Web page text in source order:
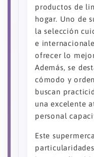
productos de
hogar. Uno de
la selección
e
ofrecer lo
Además, se
cómodo y
buscan
una excelente
personal
Este